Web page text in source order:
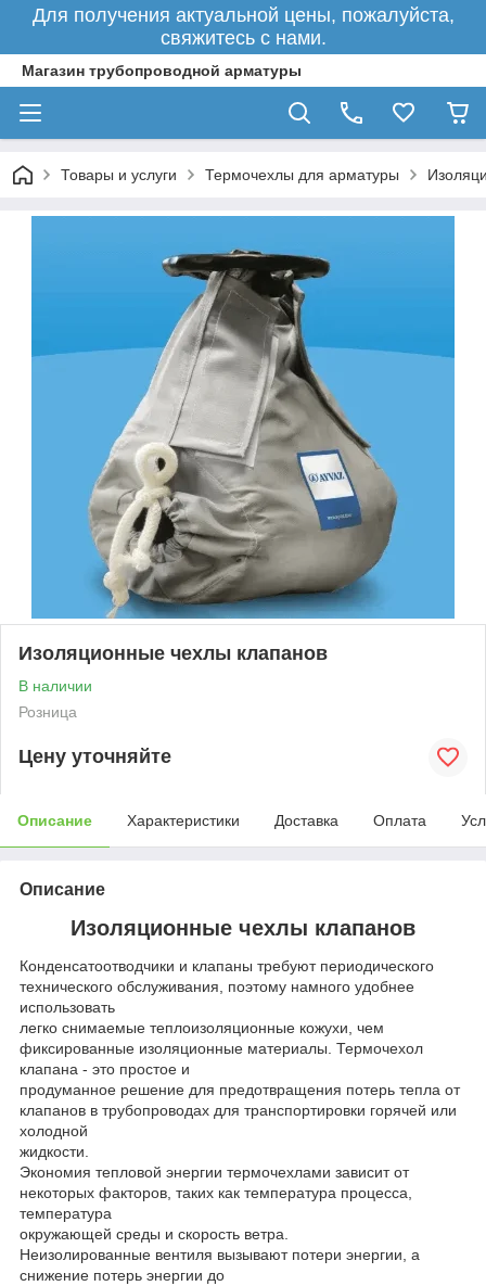
Для получения актуальной цены, пожалуйста,
свяжитесь с нами.
Магазин трубопроводной арматуры
Товары и услуги Термочехлы для арматуры
Изоляционные чехлы клапанов
В наличии
Розница
Цену уточняйте
Описание Характеристики Доставка Оплата
Описание
Изоляционные чехлы клапанов
Конденсатоотводчики и клапаны требуют периодического
технического обслуживания, поэтому намного удобнее
использовать
легко снимаемые теплоизоляционные кожухи, чем
фиксированные изоляционные материалы. Термочехол
клапана - это простое и
продуманное решение для предотвращения потерь тепла от
клапанов в трубопроводах для транспортировки горячей или
холодной
жидкости.
Экономия тепловой энергии термочехлами зависит от
некоторых факторов, таких как температура процесса,
температура
окружающей среды и скорость ветра.
Неизолированные вентиля вызывают потери энергии, а
снижение потерь энергии до